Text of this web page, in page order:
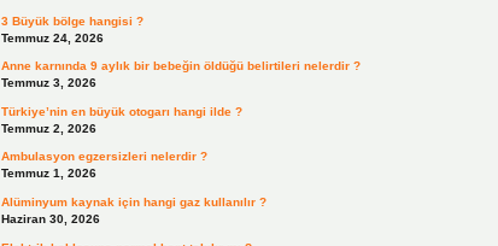
3 Büyük bölge hangisi ?
Temmuz 24, 2026
Anne karnında 9 aylık bir bebeğin öldüğü belirtileri nelerdir ?
Temmuz 3, 2026
Türkiye’nin en büyük otogarı hangi ilde ?
Temmuz 2, 2026
Ambulasyon egzersizleri nelerdir ?
Temmuz 1, 2026
Alüminyum kaynak için hangi gaz kullanılır ?
Haziran 30, 2026